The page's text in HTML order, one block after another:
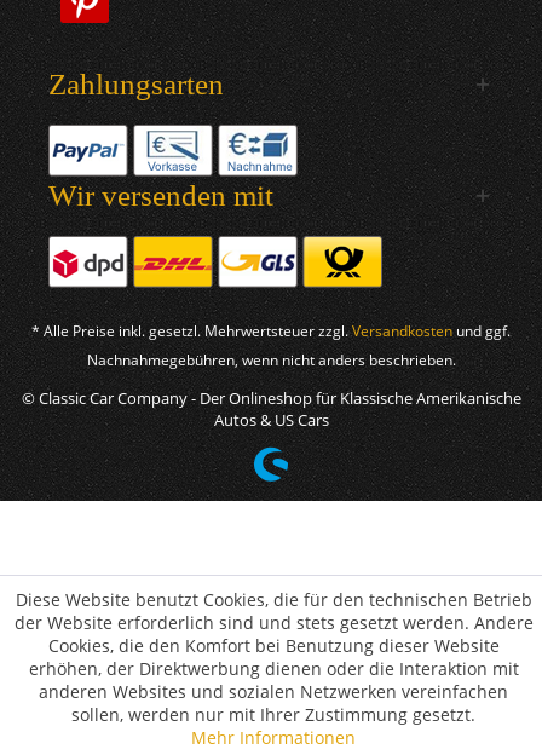
Zahlungsarten
Wir versenden mit
* Alle Preise inkl. gesetzl. Mehrwertsteuer zzgl.Versandkosten und ggf.
Nachnahmegebühren, wenn nicht anders beschrieben.
© Classic Car Company - Der Onlineshop für Klassische Amerikanische
Autos & US Cars
Diese Website benutzt Cookies, die für den technischen Betrieb
der Website erforderlich sind und stets gesetzt werden. Andere
Cookies, die den Komfort bei Benutzung dieser Website
erhöhen, der Direktwerbung dienen oder die Interaktion mit
anderen Websites und sozialen Netzwerken vereinfachen
sollen, werden nur mit Ihrer Zustimmung gesetzt.
Mehr Informationen